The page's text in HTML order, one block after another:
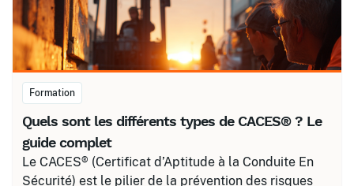
Formation
Quels sont les différents types de CACES® ? Le
guide complet
Le CACES® (Certificat d’Aptitude à la Conduite En
Sécurité) est le pilier de la prévention des risques